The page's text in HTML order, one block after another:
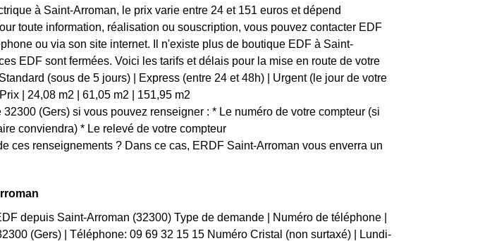
à Saint-Arroman, le prix varie entre 24 et 151 euros et dépend
toute information, réalisation ou souscription, vous pouvez contacter EDF
ou via son site internet. Il n'existe plus de boutique EDF à Saint-
EDF sont fermées. Voici les tarifs et délais pour la mise en route de votre
(sous de 5 jours) | Express (entre 24 et 48h) | Urgent (le jour de votre
| 24,08 m2 | 61,05 m2 | 151,95 m2
(Gers) si vous pouvez renseigner : * Le numéro de votre compteur (si
conviendra) * Le relevé de votre compteur
ces renseignements ? Dans ce cas, ERDF Saint-Arroman vous enverra un
depuis Saint-Arroman (32300) Type de demande | Numéro de téléphone |
(Gers) | Téléphone: 09 69 32 15 15 Numéro Cristal (non surtaxé) | Lundi-